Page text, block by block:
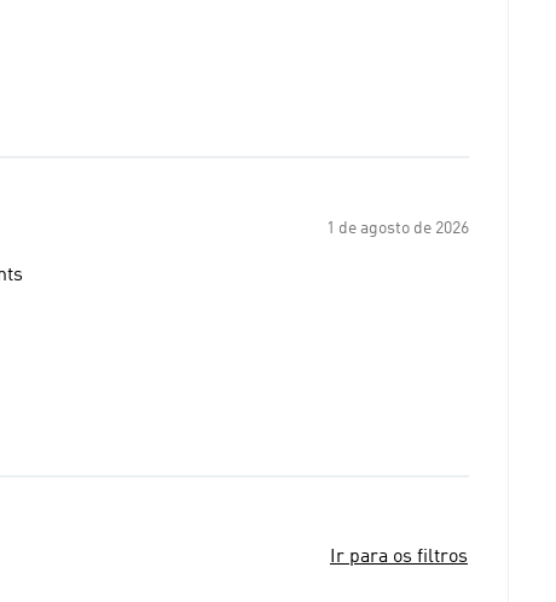
1 de agosto de 2026
Ir para os filtros